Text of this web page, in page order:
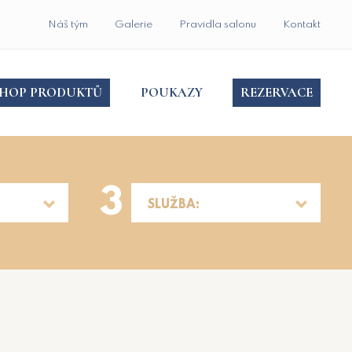
Náš tým Galerie Pravidla salonu Kontakt
PRODUKTŮ POUKAZY REZERVACE
3 SLUŽBA: